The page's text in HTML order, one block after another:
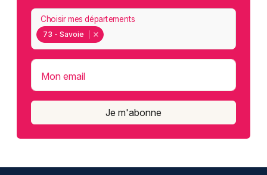
73 - Savoie
Choisir mes départements
Mon email
Je m'abonne